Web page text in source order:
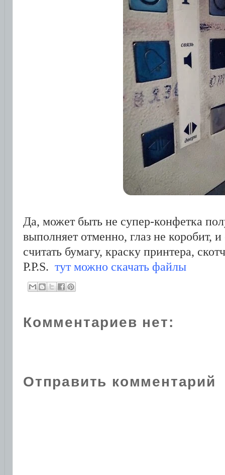
Да, может быть не супер-конфетка
выполняет отменно, глаз не коробит,
считать бумагу, краску принтера,
P.P.S. тут можно скачать файлы
Комментариев нет:
Отправить комментарий